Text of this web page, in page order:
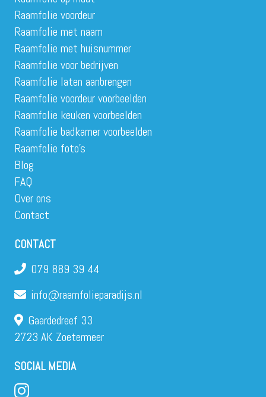
Raamfolie voordeur
Raamfolie met naam
Raamfolie met huisnummer
Raamfolie voor bedrijven
Raamfolie laten aanbrengen
Raamfolie voordeur voorbeelden
Raamfolie keuken voorbeelden
Raamfolie badkamer voorbeelden
Raamfolie foto’s
Blog
FAQ
Over ons
Contact
CONTACT
079 889 39 44
info@raamfolieparadijs.nl
Gaardedreef 33
2723 AK Zoetermeer
SOCIAL MEDIA